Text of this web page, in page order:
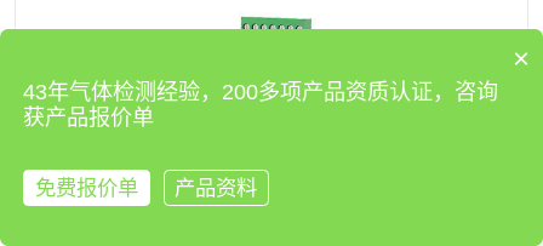
×
43年气体检测经验，200多项产品资质认证，咨询
获产品报价单
免费报价单
产品资料
来电咨询